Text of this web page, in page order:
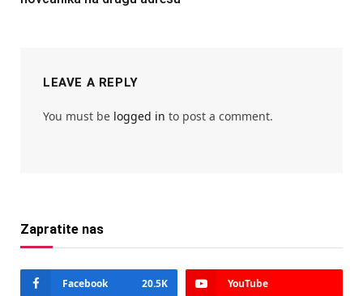
LEAVE A REPLY
You must be logged in to post a comment.
Zapratite nas
Facebook 20.5K YouTube